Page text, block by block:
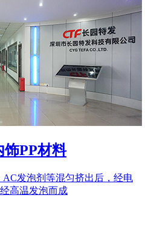
PP材料
AC发泡剂等混匀挤出后，经电
高温发泡而成